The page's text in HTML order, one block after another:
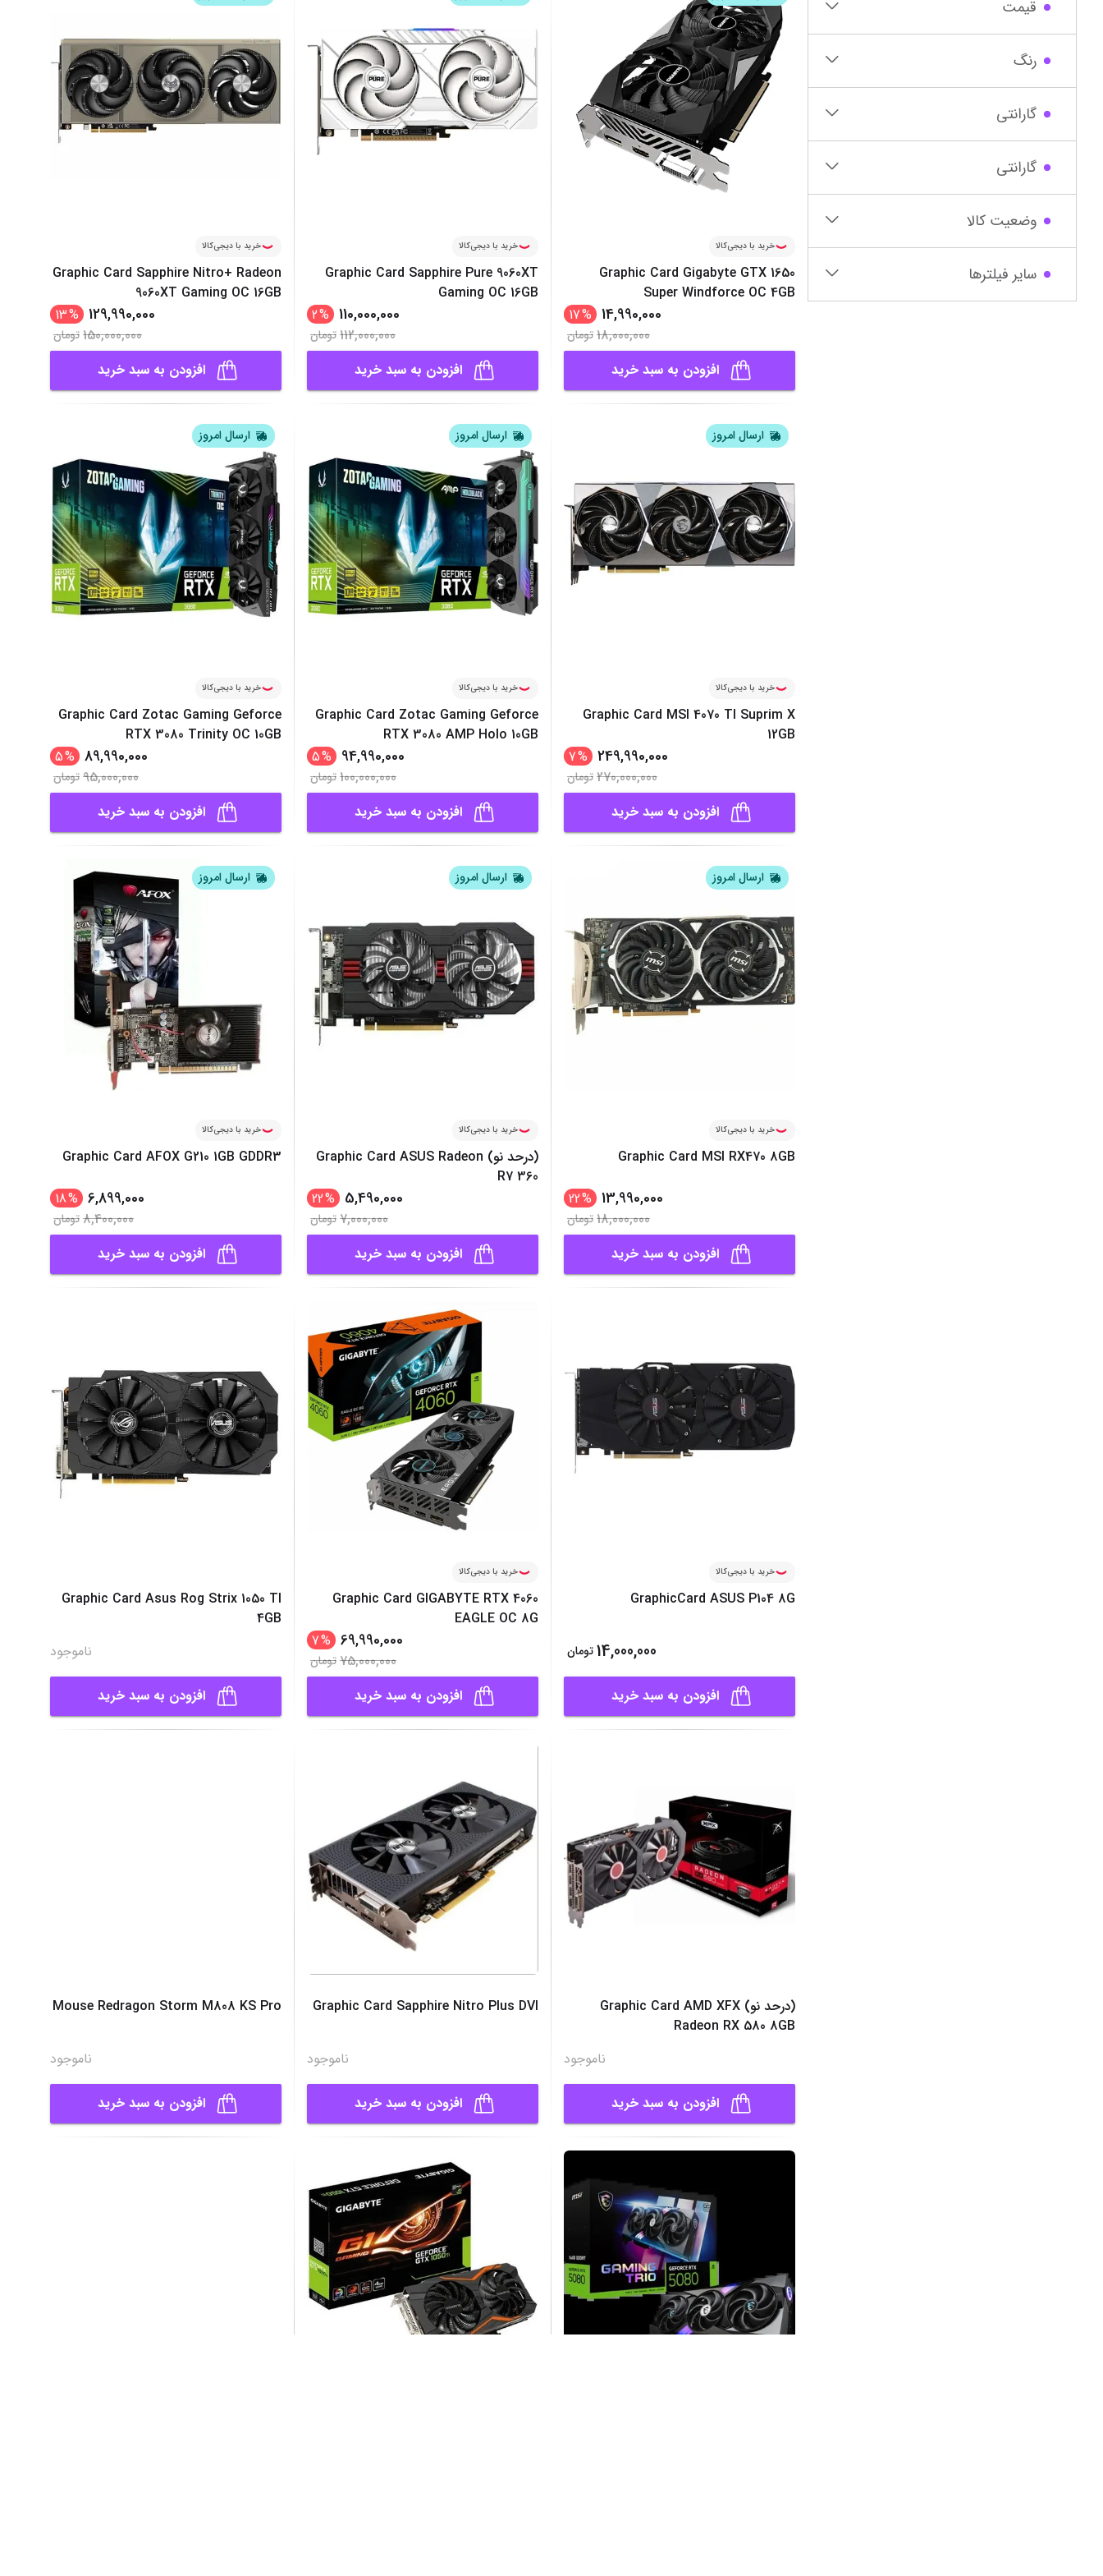
وبکم
اکسسوری
کول پد
پاوربانک
نمایش همه محصولات
کارت گرافیک
منبع تغذیه (پاور)
رم
سی‌پی‌یو
قیمت
رنگ
گارانتی
گارانتی‌
وضعیت کالا
سایر فیلترها
خرید با دیجی‌کالا
Graphic Card Gigabyte GTX 1650
Super Windforce OC 4GB
14,990,000
%
17
18,000,000تومان
افزودن به سبد خرید
خرید با دیجی‌کالا
Graphic Card Sapphire Pure 9060XT
Gaming OC 16GB
110,000,000
%
2
112,000,000تومان
افزودن به سبد خرید
خرید با دیجی‌کالا
Graphic Card Sapphire Nitro+ Radeon
9060XT Gaming OC 16GB
129,990,000
%
13
150,000,000تومان
افزودن به سبد خرید
ارسال امروز
خرید با دیجی‌کالا
Graphic Card MSI 4070 TI Suprim X
12GB
249,990,000
%
7
270,000,000تومان
افزودن به سبد خرید
ارسال امروز
خرید با دیجی‌کالا
Graphic Card Zotac Gaming Geforce
RTX 3080 AMP Holo 10GB
94,990,000
%
5
100,000,000تومان
افزودن به سبد خرید
ارسال امروز
خرید با دیجی‌کالا
Graphic Card Zotac Gaming Geforce
RTX 3080 Trinity OC 10GB
89,990,000
%
5
95,000,000تومان
افزودن به سبد خرید
ارسال امروز
خرید با دیجی‌کالا
Graphic Card MSI RX470 8GB
13,990,000
%
22
18,000,000تومان
افزودن به سبد خرید
ارسال امروز
خرید با دیجی‌کالا
(درحد نو) Graphic Card ASUS Radeon
R7 360
5,490,000
%
22
7,000,000تومان
افزودن به سبد خرید
ارسال امروز
خرید با دیجی‌کالا
Graphic Card AFOX G210 1GB GDDR3
6,899,000
%
18
8,400,000تومان
افزودن به سبد خرید
خرید با دیجی‌کالا
GraphicCard ASUS P104 8G
14,000,000تومان
افزودن به سبد خرید
خرید با دیجی‌کالا
Graphic Card GIGABYTE RTX 4060
EAGLE OC 8G
69,990,000
%
7
75,000,000تومان
افزودن به سبد خرید
Graphic Card Asus Rog Strix 1050 TI
4GB
ناموجود
افزودن به سبد خرید
(درحد نو) Graphic Card AMD XFX
Radeon RX 580 8GB
ناموجود
افزودن به سبد خرید
Graphic Card Sapphire Nitro Plus DVI
ناموجود
افزودن به سبد خرید
Mouse Redragon Storm M808 KS Pro
ناموجود
افزودن به سبد خرید